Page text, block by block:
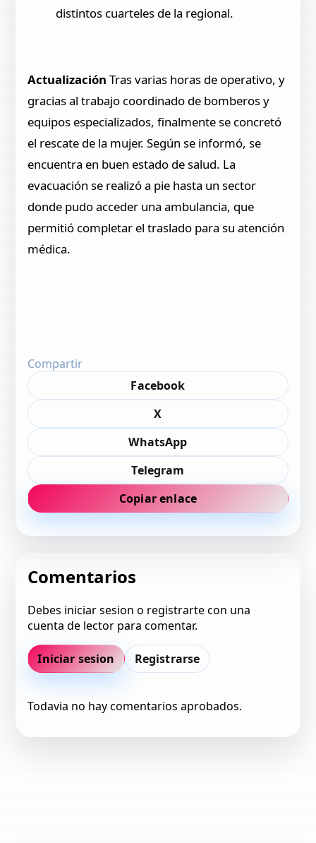
distintos cuarteles de la regional.
ActualizaciónTras varias horas de operativo, y
gracias al trabajo coordinado de bomberos y
equipos especializados, finalmente se concretó
el rescate de la mujer. Según se informó, se
encuentra en buen estado de salud. La
evacuación se realizó a pie hasta un sector
donde pudo acceder una ambulancia, que
permitió completar el traslado para su atención
médica.
Compartir
Facebook
X
WhatsApp
Telegram
Copiar enlace
Comentarios
Debes iniciar sesion o registrarte con una
cuenta de lector para comentar.
Iniciar sesion Registrarse
Todavia no hay comentarios aprobados.